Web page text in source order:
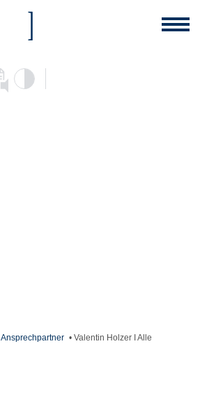
Ansprechpartner • Valentin Holzer I Alle